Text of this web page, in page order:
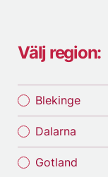
Välj region:
Blekinge
Dalarna
Gotland